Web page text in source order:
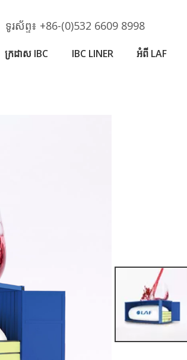
ទូរស័ព្ទ៖ +86-(0)532 6609 8998
ក្រដាស IBC IBC LINER អំពី LAF